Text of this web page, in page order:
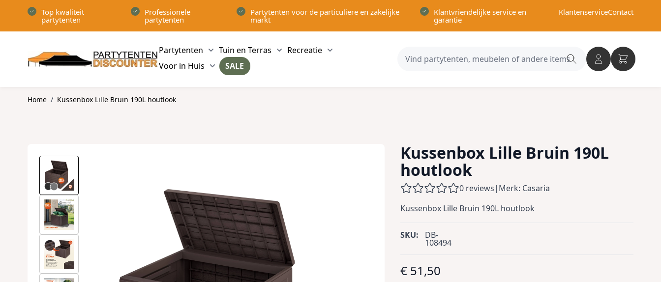
Top kwaliteit
partytenten
Professionele
partytenten
Partytenten voor de particuliere en zakelijke
markt
Klantvriendelijke service en
garantie
KlantenserviceContact
Partytenten
Show submenu for Partytenten category
Tuin en Terras
Show submenu for Tuin en Terras category
Recreatie
Show submenu for Recreatie category
Voor in Huis
Show submenu for Voor in Huis category
SALE
Search
Home / Kussenbox Lille Bruin 190L houtlook
Kussenbox Lille Bruin 190L
houtlook
0 reviews| Merk: Casaria
Kussenbox Lille Bruin 190L houtlook
SKU: DB-
108494
€ 51,50